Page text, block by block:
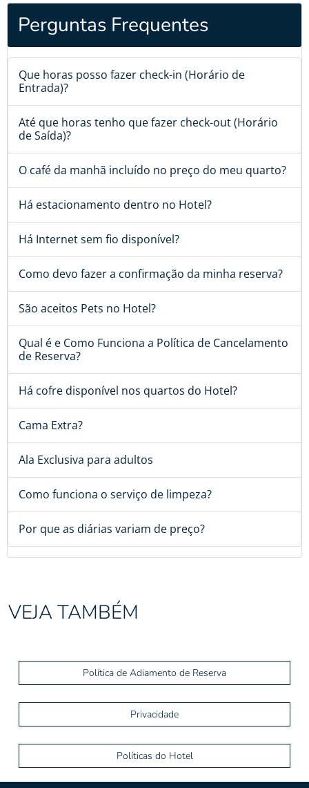
Perguntas Frequentes
Que horas posso fazer check-in (Horário de
Entrada)?
Até que horas tenho que fazer check-out (Horário
de Saída)?
O café da manhã incluído no preço do meu quarto?
Há estacionamento dentro no Hotel?
Há Internet sem fio disponível?
Como devo fazer a confirmação da minha reserva?
São aceitos Pets no Hotel?
Qual é e Como Funciona a Política de Cancelamento
de Reserva?
Há cofre disponível nos quartos do Hotel?
Cama Extra?
Ala Exclusiva para adultos
Como funciona o serviço de limpeza?
Por que as diárias variam de preço?
VEJA TAMBÉM
Política de Adiamento de Reserva
Privacidade
Políticas do Hotel